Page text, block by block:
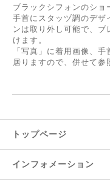
ブラックシフォンのショ
手首にスタッヅ調のデザ
ンは取り外し可能で、
けます。
「写真」に着用画像、
居りますので、併せて参
トップページ
インフォメーション